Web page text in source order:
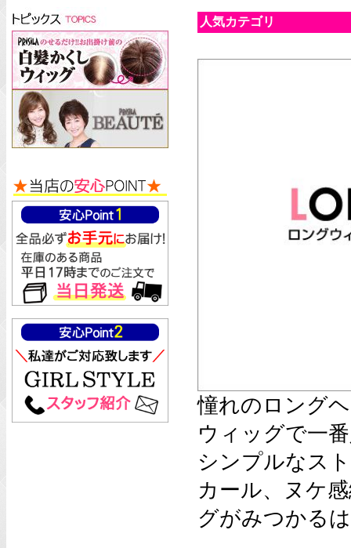
人気カテゴリ
憧れのロング
ウィッグで一
シンプルなス
カール、ヌケ
グがみつかる